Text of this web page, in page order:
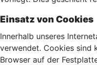
Einsatz von Cookies
Innerhalb unseres
verwendet. Cookies sind
Browser auf der